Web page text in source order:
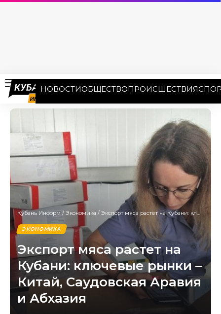
НОВОСТИОБЩЕСТВОПРОИСШЕСТВИЯ
Кубань Информ / Экономика / Экспорт мяса растет на Кубани: ключевые рынки – Китай, Саудовская Аравия и Абхазия
ЭКОНОМИКА
Экспорт мяса растет на
Кубани: ключевые рынки –
Китай, Саудовская Аравия
и Абхазия